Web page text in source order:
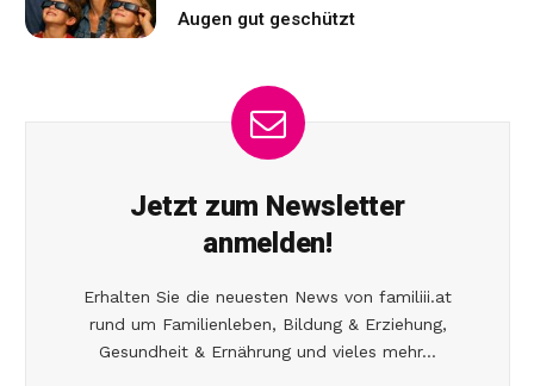
Augen gut geschützt
Jetzt zum Newsletter
anmelden!
Erhalten Sie die neuesten News von familiii.at
rund um Familienleben, Bildung & Erziehung,
Gesundheit & Ernährung und vieles mehr...